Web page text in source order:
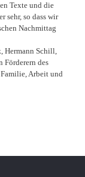
Texte und die
sehr, so dass wir
Nachmittag
Hermann Schill,
Förderern des
Arbeit und